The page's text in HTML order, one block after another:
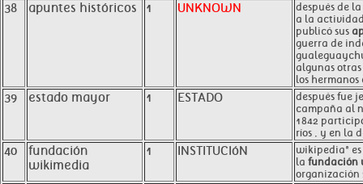
38 apuntes históricos 1 UNKNOWN
después de
a la
publicó sus
guerra de
algunas
los
39 estado mayor 1 ESTADO
después fue
campaña al
1842
ríos , y en la
40
fundación
wikimedia
1 INSTITUCIóN
wikipedia®
la fundación
organización